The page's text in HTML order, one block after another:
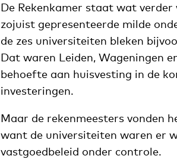
De Rekenkamer staat wat
zojuist gepresenteerde milde
de zes universiteiten bleken
Dat waren Leiden, Wageningen
behoefte aan huisvesting in de
investeringen.
Maar de rekenmeesters vonden
want de universiteiten waren er
vastgoedbeleid onder controle.